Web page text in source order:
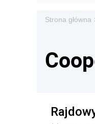
Strona główna